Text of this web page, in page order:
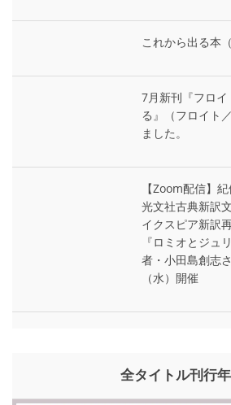
これから出る本
7月新刊『フロ
る』（フロイト
ました。
【Zoom配信】
光文社古典新訳
イクスピア新訳
『ロミオとジ
者・小田島創志
（水）開催
全タイトル刊行